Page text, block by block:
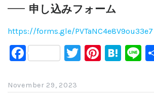
申し込みフォーム
https://forms.gle/PVTaNC4e8V9ou33e7
F
a
c
T
wi
Pi
nt
H
at
Li
n
November 29, 2023